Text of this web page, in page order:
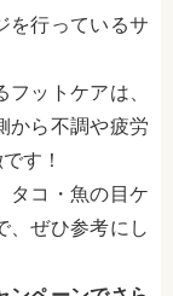
を行っているサ
ットケアは、
から不調や疲労
す！
タコ・魚の目ケ
、ぜひ参考にし